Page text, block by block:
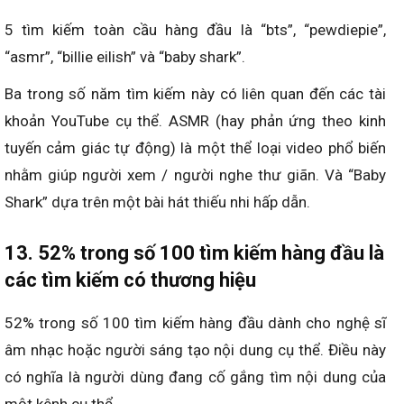
5 tìm kiếm toàn cầu hàng đầu là “bts”, “pewdiepie”,
“asmr”, “billie eilish” và “baby shark”.
Ba trong số năm tìm kiếm này có liên quan đến các tài
khoản YouTube cụ thể. ASMR (hay phản ứng theo kinh
tuyến cảm giác tự động) là một thể loại video phổ biến
nhằm giúp người xem / người nghe thư giãn. Và “Baby
Shark” dựa trên một bài hát thiếu nhi hấp dẫn.
13. 52% trong số 100 tìm kiếm hàng đầu là
các tìm kiếm có thương hiệu
52% trong số 100 tìm kiếm hàng đầu dành cho nghệ sĩ
âm nhạc hoặc người sáng tạo nội dung cụ thể. Điều này
có nghĩa là người dùng đang cố gắng tìm nội dung của